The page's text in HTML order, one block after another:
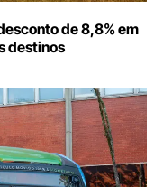
de 8,8% em
destinos